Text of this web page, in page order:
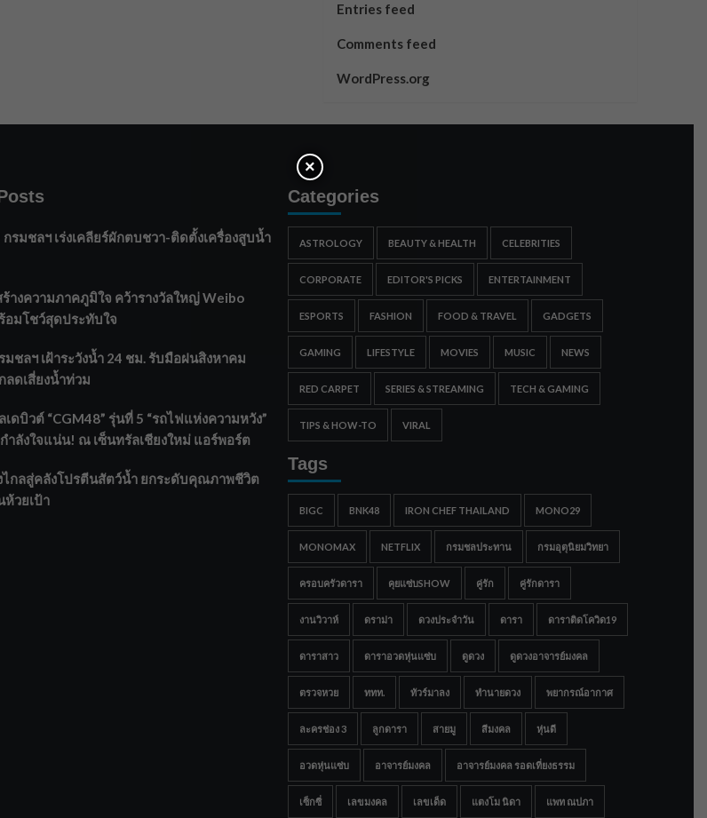
Entries feed
Comments feed
WordPress.org
รมชลฯ เร่งเคลียร์ผักตบชวา-ติดตั้งเครื่องสูบน้ำ
ร้างความภาคภูมิใจ คว้ารางวัลใหญ่ Weibo
อมโชว์สุดประทับใจ
มชลฯ เฝ้าระวังน้ำ 24 ชม. รับมือฝนสิงหาคม
ลดเสี่ยงน้ำท่วม
เดบิวต์ “CGM48” รุ่นที่ 5 “รถไฟแห่งความหวัง”
ำลังใจแน่น! ณ เซ็นทรัลเชียงใหม่ แอร์พอร์ต
ไกลสู่คลังโปรตีนสัตว์น้ำ ยกระดับคุณภาพชีวิต
วยเป้า
Categories
ASTROLOGY BEAUTY & HEALTH CELEBRITIES
CORPORATE EDITOR'S PICKS ENTERTAINMENT
ESPORTS FASHION FOOD & TRAVEL GADGETS
GAMING LIFESTYLE MOVIES MUSIC NEWS
RED CARPET SERIES & STREAMING TECH & GAMING
TIPS & HOW-TO VIRAL
Tags
BIGC BNK48 IRON CHEF THAILAND MONO29
MONOMAX NETFLIX กรมชลประทาน กรมอุตุนิยมวิทยา
ครอบครัวดารา คุยแซ่บSHOW คู่รัก คู่รักดารา
งานวิวาห์ ดราม่า ดวงประจำวัน ดารา ดาราติดโควิด19
ดาราสาว ดาราอวดหุ่นแซ่บ ดูดวง ดูดวงอาจารย์มงคล
ตรวจหวย ททท. ทัวร์มาลง ทำนายดวง พยากรณ์อากาศ
ละครช่อง 3 ลูกดารา สายมู สีมงคล หุ่นดี
อวดหุ่นแซ่บ อาจารย์มงคล อาจารย์มงคล รอดเที่ยงธรรม
เซ็กซี่ เลขมงคล เลขเด็ด แตงโม นิดา แพท ณปภา
×